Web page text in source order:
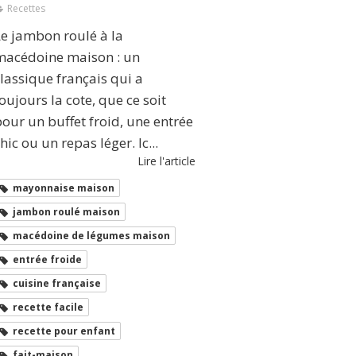
Recettes
jambon roulé à la
maison : un
français qui a
la cote, que ce soit
un buffet froid, une entrée
ou un repas léger. Ic...
Lire l'article
mayonnaise maison
jambon roulé maison
macédoine de légumes maison
entrée froide
cuisine française
recette facile
recette pour enfant